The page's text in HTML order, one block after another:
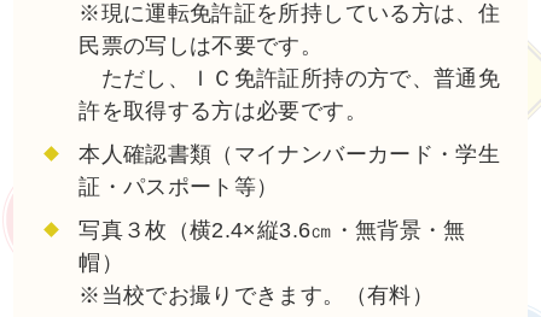
※現に運転免許証を所持している方は、住
民票の写しは不要です。
ただし、ＩＣ免許証所持の方で、普通免
許を取得する方は必要です。
本人確認書類（マイナンバーカード・学生
証・パスポート等）
写真３枚（横2.4×縦3.6㎝・無背景・無
帽）
※当校でお撮りできます。（有料）